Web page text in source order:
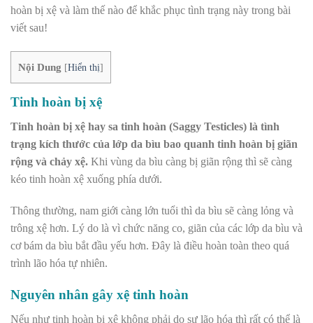
hoàn bị xệ và làm thế nào để khắc phục tình trạng này trong bài
viết sau!
Nội Dung [Hiển thị]
Tinh hoàn bị xệ
Tinh hoàn bị xệ hay sa tinh hoàn (Saggy Testicles) là tình
trạng kích thước của lớp da bìu bao quanh tinh hoàn bị giãn
rộng và chảy xệ. Khi vùng da bìu càng bị giãn rộng thì sẽ càng
kéo tinh hoàn xệ xuống phía dưới.
Thông thường, nam giới càng lớn tuổi thì da bìu sẽ càng lỏng và
trông xệ hơn. Lý do là vì chức năng co, giãn của các lớp da bìu và
cơ bám da bìu bắt đầu yếu hơn. Đây là điều hoàn toàn theo quá
trình lão hóa tự nhiên.
Nguyên nhân gây xệ tinh hoàn
Nếu như tinh hoàn bị xệ không phải do sự lão hóa thì rất có thể là